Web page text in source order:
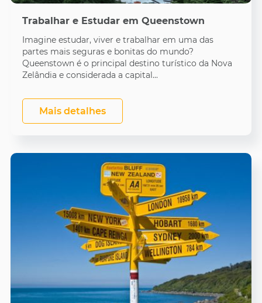
Trabalhar e Estudar em Queenstown
Imagine estudar, viver e trabalhar em uma das
partes mais seguras e bonitas do mundo?
Queenstown é o principal destino turístico da Nova
Zelândia e considerada a capital...
Mais detalhes